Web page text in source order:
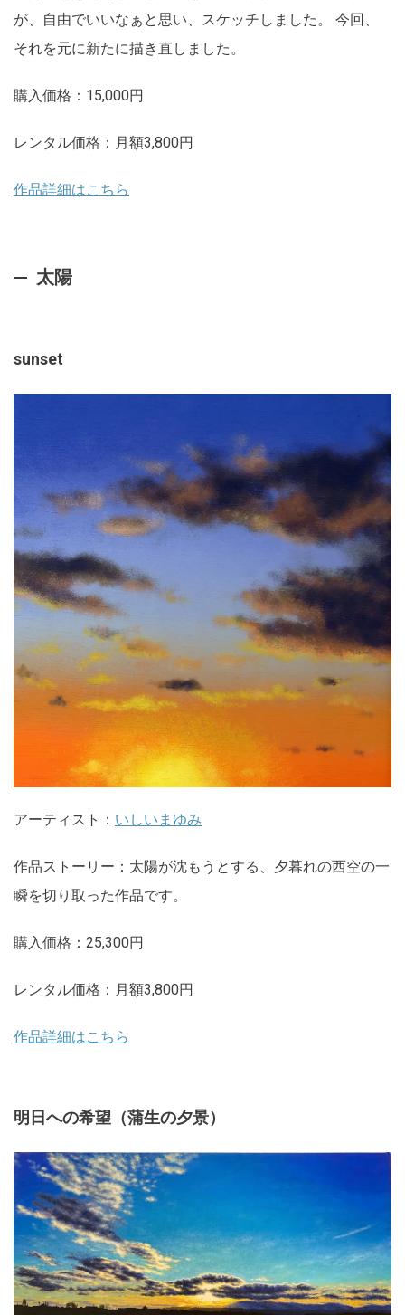
が、自由でいいなぁと思い、スケッチしました。 今回、
それを元に新たに描き直しました。
購入価格：15,000円
レンタル価格：月額3,800円
作品詳細はこちら
太陽
sunset
アーティスト： いしいまゆみ
作品ストーリー：太陽が沈もうとする、夕暮れの西空の一
瞬を切り取った作品です。
購入価格：25,300円
レンタル価格：月額3,800円
作品詳細はこちら
明日への希望（蒲生の夕景）